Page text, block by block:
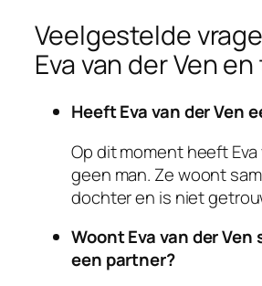
Veelgestelde
Eva van der Ven
Heeft Eva van der Ven
Op dit moment heeft Eva
geen man. Ze woont
dochter en is niet
Woont Eva van der
een partner?